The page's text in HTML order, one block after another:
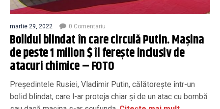
martie 29, 2022 0 Comentariu
Bolidul blindat în care circulă Putin. Mașina
de peste 1 milion $ îl ferește inclusiv de
atacuri chimice – FOTO
Președintele Rusiei, Vladimir Putin, călătorește într-un
bolid blindat, care l-ar proteja chiar și de un atac cu bombă